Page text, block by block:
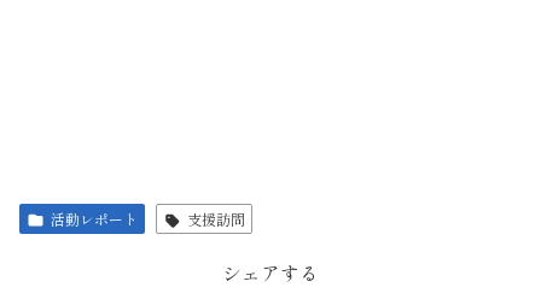
活動レポート 支援訪問
シェアする